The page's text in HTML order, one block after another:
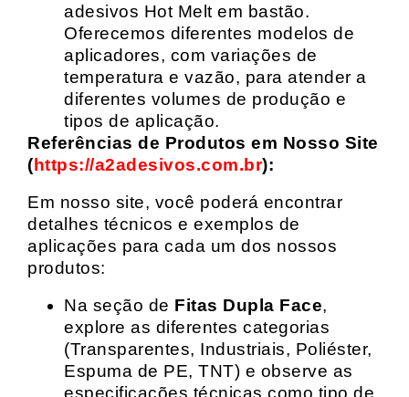
adesivos Hot Melt em bastão.
Oferecemos diferentes modelos de
aplicadores, com variações de
temperatura e vazão, para atender a
diferentes volumes de produção e
tipos de aplicação.
Referências de Produtos em Nosso Site
(https://a2adesivos.com.br):
Em nosso site, você poderá encontrar
detalhes técnicos e exemplos de
aplicações para cada um dos nossos
produtos:
Na seção de Fitas Dupla Face,
explore as diferentes categorias
(Transparentes, Industriais, Poliéster,
Espuma de PE, TNT) e observe as
especificações técnicas como tipo de